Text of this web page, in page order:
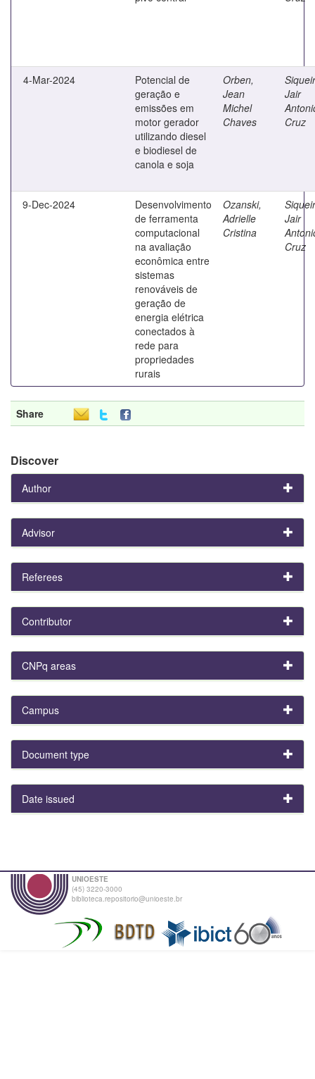
4-Mar-2024
Potencial de
geração e
emissões em
motor gerador
utilizando diesel
e biodiesel de
canola e soja
Orben,
Jean
Michel
Chaves
Jair
Cruz
9-Dec-2024
Desenvolvimento
de ferramenta
computacional
na avaliação
econômica entre
sistemas
renováveis de
geração de
energia elétrica
conectados à
rede para
propriedades
rurais
Ozanski,
Adrielle
Cristina
Jair
Cruz
Share
Discover
Author
Advisor
Referees
Contributor
CNPq areas
Campus
Document type
Date issued
UNIOESTE
(45) 3220-3000
biblioteca.repositorio@unioeste.br